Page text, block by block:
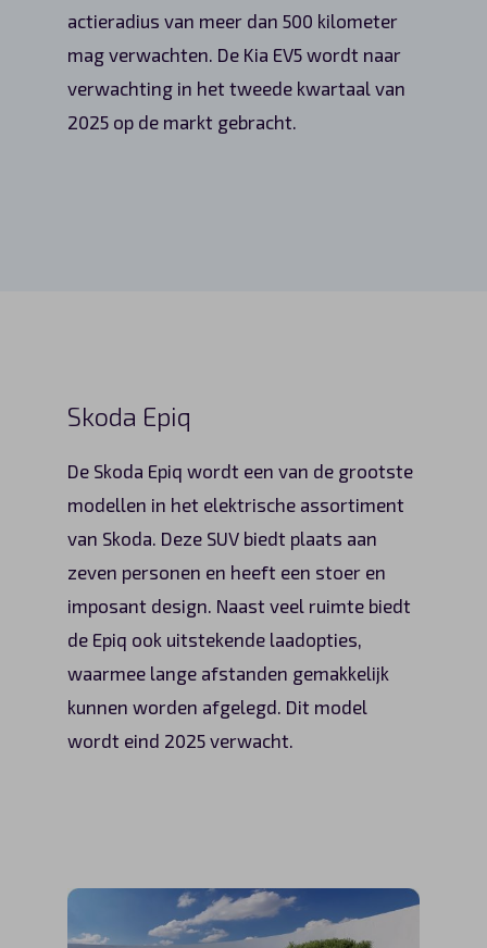
actieradius van meer dan 500 kilometer
mag verwachten. De Kia EV5 wordt naar
verwachting in het tweede kwartaal van
2025 op de markt gebracht.
Skoda Epiq
De Skoda Epiq wordt een van de grootste
modellen in het elektrische assortiment
van Skoda. Deze SUV biedt plaats aan
zeven personen en heeft een stoer en
imposant design. Naast veel ruimte biedt
de Epiq ook uitstekende laadopties,
waarmee lange afstanden gemakkelijk
kunnen worden afgelegd. Dit model
wordt eind 2025 verwacht.